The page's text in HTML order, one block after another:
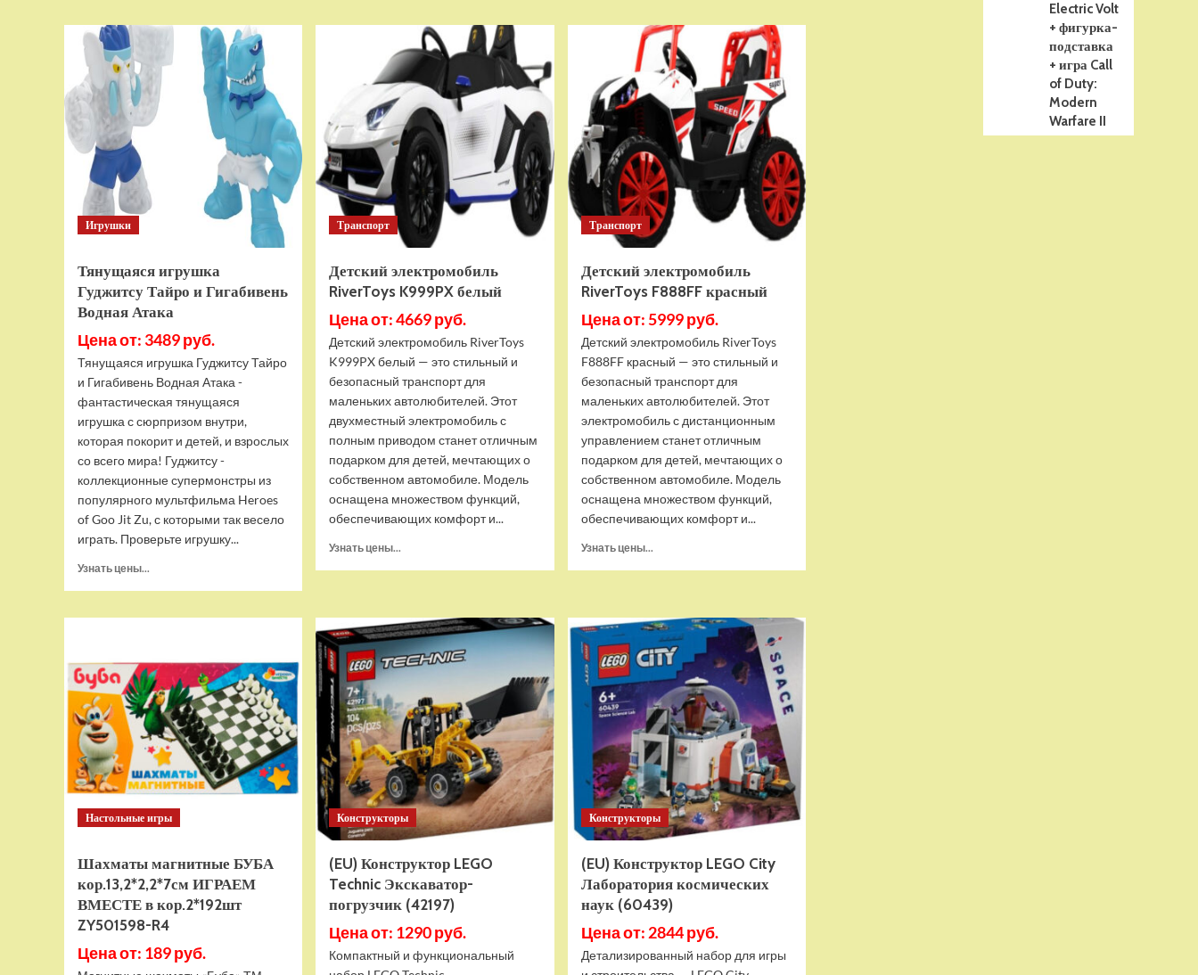
Гуджитсу
Вайпер
Тянущаяся
игрушка
Гуджитсу
Блейзагот
Рэдбек
Паук
Водная
Атака
Брелок-
игрушка
POP
IT
Квадрат
антистресс
(тактильная,
сенсорная)
Игрушки
Тянущаяся игрушка
Гуджитсу Тайро и Гигабивень
Водная Атака
Цена от: 3489 руб.
Тянущаяся игрушка Гуджитсу Тайро
и Гигабивень Водная Атака -
фантастическая тянущаяся
игрушка с сюрпризом внутри,
которая покорит и детей, и взрослых
со всего мира! Гуджитсу -
коллекционные супермонстры из
популярного мультфильма Heroes
of Goo Jit Zu, с которыми так весело
играть. Проверьте игрушку...
Узнать цены...
Тянущаяся
Тайро
и
Гигабивень
Водная
Атака
Транспорт
Детский электромобиль
RiverToys K999PX белый
Цена от: 4669 руб.
Детский электромобиль RiverToys
K999PX белый — это стильный и
безопасный транспорт для
маленьких автолюбителей. Этот
двухместный электромобиль с
полным приводом станет отличным
подарком для детей, мечтающих о
собственном автомобиле. Модель
оснащена множеством функций,
обеспечивающих комфорт и...
Узнать цены...
RiverToys
K999PX
белый
Транспорт
Детский электромобиль
RiverToys F888FF красный
Цена от: 5999 руб.
Детский электромобиль RiverToys
F888FF красный — это стильный и
безопасный транспорт для
маленьких автолюбителей. Этот
электромобиль с дистанционным
управлением станет отличным
подарком для детей, мечтающих о
собственном автомобиле. Модель
оснащена множеством функций,
обеспечивающих комфорт и...
Узнать цены...
RiverToys
F888FF
красный
Настольные игры
Шахматы магнитные БУБА
кор.13,2*2,2*7см ИГРАЕМ
ВМЕСТЕ в кор.2*192шт
ZY501598-R4
Цена от: 189 руб.
Конструкторы
(EU) Конструктор LEGO
Technic Экскаватор-
погрузчик (42197)
Цена от: 1290 руб.
Компактный и функциональный
Конструкторы
(EU) Конструктор LEGO City
Лаборатория космических
наук (60439)
Цена от: 2844 руб.
Детализированный набор для игры
Electric Volt
+ фигурка-
подставка
+ игра Call
of Duty:
Modern
Warfare II